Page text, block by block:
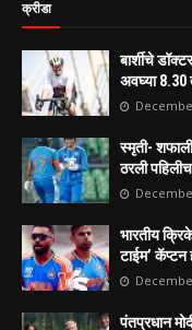
क्रीडा
बार्शीचे
अवघ्या 8.30
स्मृती-
ठरली
भारतीय
टाईम’ कॅप्टन
पंतप्रधान